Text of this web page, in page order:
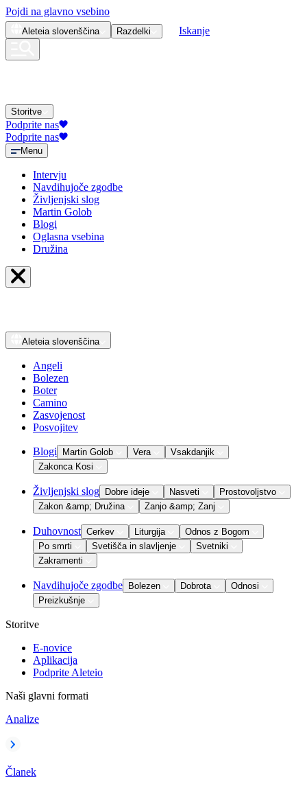
Pojdi na glavno vsebino
Aleteia slovenščina Razdelki Iskanje
Storitve
Podprite nas
Podprite nas
Menu
Intervju
Navdihujoče zgodbe
Življenjski slog
Martin Golob
Blogi
Oglasna vsebina
Družina
Aleteia slovenščina
Angeli
Bolezen
Boter
Camino
Zasvojenost
Posvojitev
Blogi Martin Golob Vera
Vsakdanjik
Zakonca Kosi
Življenjski slog Dobre ideje Nasveti
Prostovoljstvo
Zakon &amp; Družina
Zanjo &amp; Zanj
Duhovnost Cerkev Liturgija
Odnos z Bogom
Po smrti
Svetišča in slavljenje
Svetniki
Zakramenti
Navdihujoče zgodbe Bolezen Dobrota
Odnosi
Preizkušnje
Storitve
E-novice
Aplikacija
Podprite Aleteio
Naši glavni formati
Analize
Članek